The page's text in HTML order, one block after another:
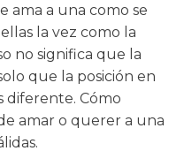
ama a una como se
la vez como la
no significa que la
que la posición en
diferente. Cómo
amar o querer a una